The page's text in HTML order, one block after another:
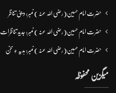
حضرت امام حسین(رضی اللہ عنہ ) نمبر: دینی تناظر
حضرت امام حسین(رضی اللہ عنہ ) نمبر: جدید تناظرات
حضرت امام حسین(رضی اللہ عنہ ) نمبر: ہدیہ ءِ سُخن
میگزین محفوظہ